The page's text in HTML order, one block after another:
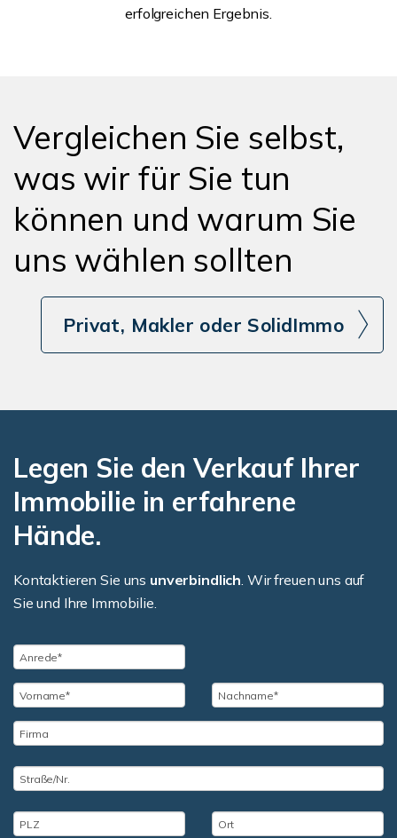
erfolgreichen Ergebnis.
Vergleichen Sie selbst,
was wir für Sie tun
können und warum Sie
uns wählen sollten
Privat, Makler oder SolidImmo
Legen Sie den Verkauf Ihrer
Immobilie in erfahrene
Hände.
Kontaktieren Sie uns unverbindlich. Wir freuen uns auf
Sie und Ihre Immobilie.